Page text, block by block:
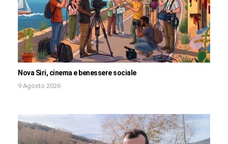
Nova Siri, cinema e benessere sociale
9 Agosto 2026